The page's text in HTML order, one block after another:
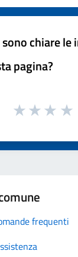
chiare
pagina?
frequenti